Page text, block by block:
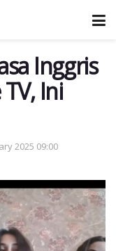
Inggris
Ini
2025 09:00